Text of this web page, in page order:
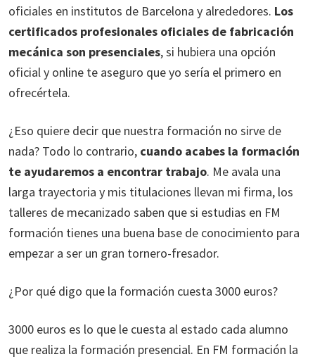
oficiales en institutos de Barcelona y alrededores. Los
certificados profesionales oficiales de fabricación
mecánica son presenciales, si hubiera una opción
oficial y online te aseguro que yo sería el primero en
ofrecértela.
¿Eso quiere decir que nuestra formación no sirve de
nada? Todo lo contrario, cuando acabes la formación
te ayudaremos a encontrar trabajo. Me avala una
larga trayectoria y mis titulaciones llevan mi firma, los
talleres de mecanizado saben que si estudias en FM
formación tienes una buena base de conocimiento para
empezar a ser un gran tornero-fresador.
¿Por qué digo que la formación cuesta 3000 euros?
3000 euros es lo que le cuesta al estado cada alumno
que realiza la formación presencial. En FM formación la